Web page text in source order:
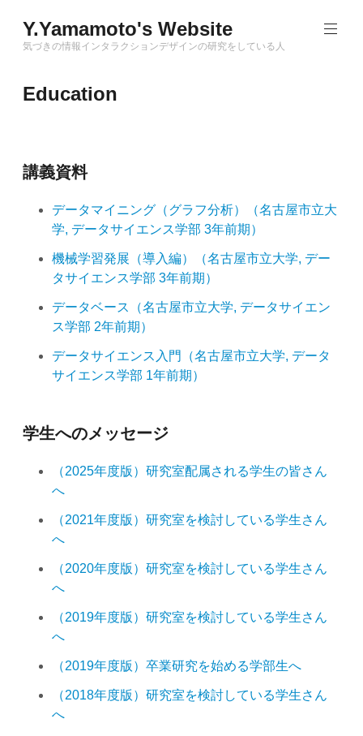
to
content
Y.Yamamoto's Website
気づきの情報インタラクションデザインの研究をしている人
Education
講義資料
データマイニング（グラフ分析）（名古屋市立大
学, データサイエンス学部 3年前期）
機械学習発展（導入編）（名古屋市立大学, デー
タサイエンス学部 3年前期）
データベース（名古屋市立大学, データサイエン
ス学部 2年前期）
データサイエンス入門（名古屋市立大学, データ
サイエンス学部 1年前期）
学生へのメッセージ
（2025年度版）研究室配属される学生の皆さん
へ
（2021年度版）研究室を検討している学生さん
へ
（2020年度版）研究室を検討している学生さん
へ
（2019年度版）研究室を検討している学生さん
へ
（2019年度版）卒業研究を始める学部生へ
（2018年度版）研究室を検討している学生さん
へ